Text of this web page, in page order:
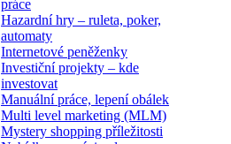
práce
Hazardní hry – ruleta, poker,
automaty
Internetové peněženky
Investiční projekty – kde
investovat
Manuální práce, lepení obálek
Multi level marketing (MLM)
Mystery shopping příležitosti